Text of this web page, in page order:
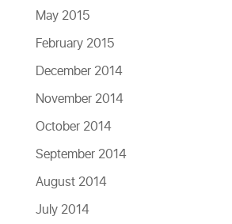
May 2015
February 2015
December 2014
November 2014
October 2014
September 2014
August 2014
July 2014